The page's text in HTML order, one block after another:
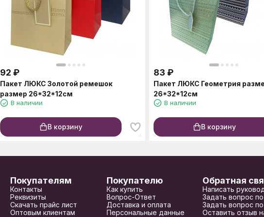
92 ₽
Пакет ЛЮКС Золотой ремешок
размер 26*32*12см
В наличии
В корзину
83 ₽
Пакет ЛЮКС Геометрия
26*32*12см
В наличии
В корзину
Покупателям
Контакты
Реквизиты
Скачать прайс лист
Оптовым клиентам
Покупателю
Как купить
Вопрос-Ответ
Доставка и оплата
Персональные данные
Обратная
Написать
Задать вопрос
Задать вопрос
Оставить отзыв